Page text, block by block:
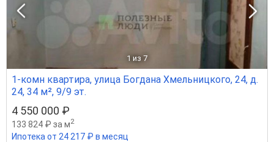
1 из 7
1-комн квартира, улица Богдана Хмельницкого, 24, д.
24, 34 м², 9/9 эт.
4 550 000 ₽
133 824 ₽ за м2
Ипотека от 24 217 ₽ в месяц